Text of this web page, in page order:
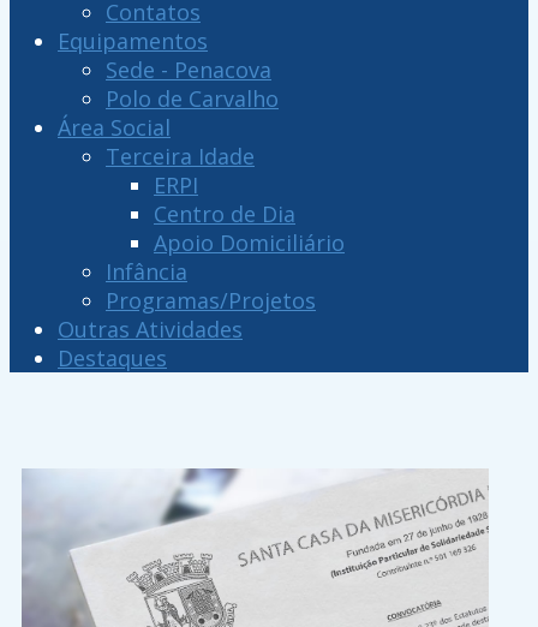
Contatos
Equipamentos
Sede - Penacova
Polo de Carvalho
Área Social
Terceira Idade
ERPI
Centro de Dia
Apoio Domiciliário
Infância
Programas/Projetos
Outras Atividades
Destaques